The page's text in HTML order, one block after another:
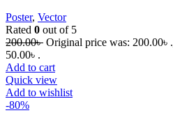
Poster, Vector
Rated 0 out of 5
200.00৳ Original price was: 200.00৳ .
50.00৳ .
Add to cart
Quick view
Add to wishlist
-80%